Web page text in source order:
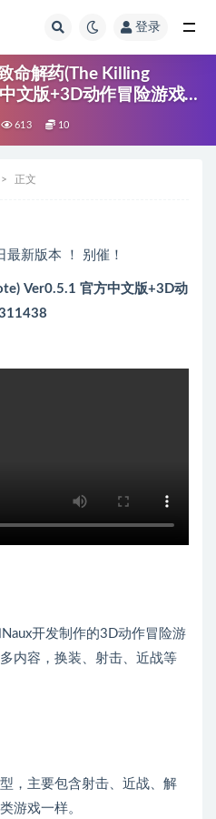
登录
命解药(The Killing
文版+3D动作冒险游戏
613 10
正文
新版本 ！ 别催！
Ver0.5.1 官方中文版+3D动
开发制作的3D动作冒险游
内容，换装、射击、近战等
，主要包含射击、近战、解
游戏一样。